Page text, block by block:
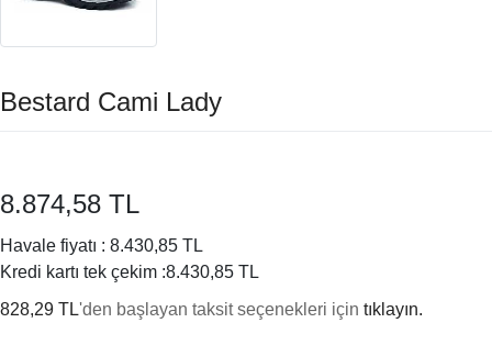
Bestard Cami Lady
8.874,58 TL
Havale fiyatı : 8.430,85 TL
Kredi kartı tek çekim :8.430,85 TL
828,29 TL'den başlayan taksit seçenekleri için tıklayın.